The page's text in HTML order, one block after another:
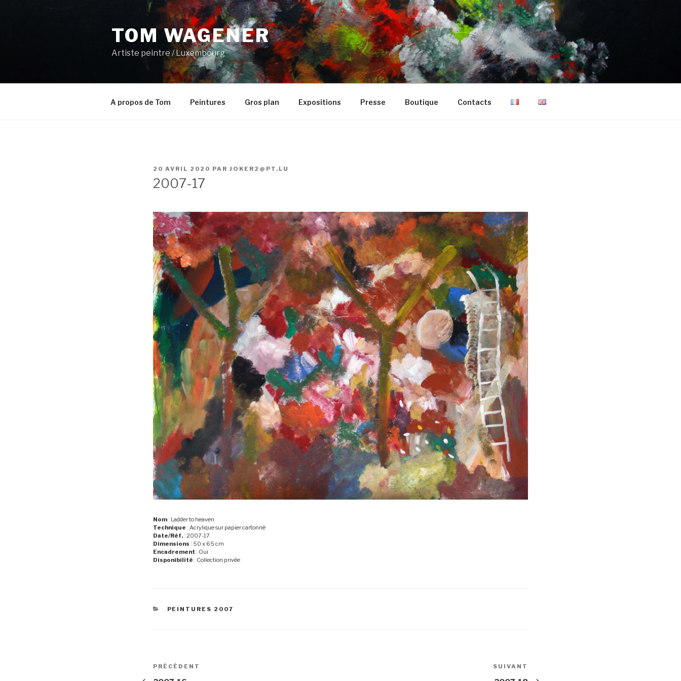
TOM WAGENER
Artiste peintre / Luxembourg
A propos de Tom Peintures Gros plan Expositions Presse Boutique Contacts
PUBLIÉ
20 AVRIL 2020 PAR JOKER2@PT.LU
2007-17
Nom : Ladder to heaven
Technique : Acrylique sur papier cartonné
Date/Réf. : 2007-17
Dimensions : 50 x 65 cm
Encadrement : Oui
Disponibilité : Collection privée
CATÉGORIES
PEINTURES 2007
Navigation
Article
PRÉCÉDENT SUIVANT